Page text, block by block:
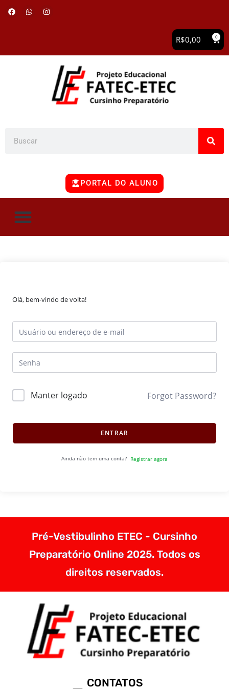
R$0,00 0
PORTAL DO ALUNO
Olá, bem-vindo de volta!
Manter logado Forgot Password?
ENTRAR
Ainda não tem uma conta? Registrar agora
Pré-Vestibulinho ETEC - Cursinho
Preparatório Online 2025. Todos os
direitos reservados.
CONTATOS